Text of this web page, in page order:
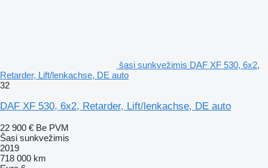
šasi sunkvežimis DAF XF 530, 6x2,
Retarder, Lift/lenkachse, DE auto
32
DAF XF 530, 6x2, Retarder, Lift/lenkachse, DE auto
22 900 € Be PVM
Šasi sunkvežimis
2019
718 000 km